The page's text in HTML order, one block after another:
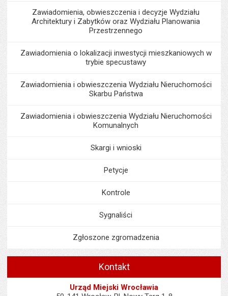
Zawiadomienia, obwieszczenia i decyzje Wydziału
Architektury i Zabytków oraz Wydziału Planowania
Przestrzennego
Zawiadomienia o lokalizacji inwestycji mieszkaniowych w
trybie specustawy
Zawiadomienia i obwieszczenia Wydziału Nieruchomości
Skarbu Państwa
Zawiadomienia i obwieszczenia Wydziału Nieruchomości
Komunalnych
Skargi i wnioski
Petycje
Kontrole
Sygnaliści
Zgłoszone zgromadzenia
Kontakt
Urząd Miejski Wrocławia